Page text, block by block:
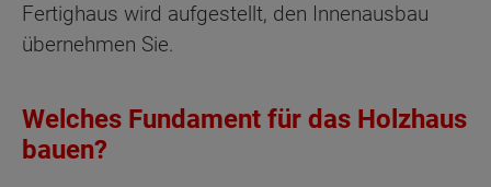
Fertighaus wird aufgestellt, den Innenausbau
übernehmen Sie.
Welches Fundament für das Holzhaus
bauen?